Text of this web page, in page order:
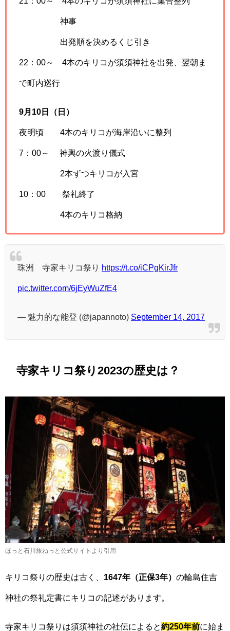
神事
出発順を決めるくじ引き
22：00～ 4本のキリコが須須神社を出発、翌朝ま
で町内巡行
9月10日（日）
夜明頃 4本のキリコが海岸沿いに整列
7：00～ 神輿の火渡り儀式
2本ずつキリコが入宮
10：00 祭礼終了
4本のキリコ格納
珠洲 寺家キリコ祭り https://t.co/iCPgKirJfr
pic.twitter.com/6jEyWuZfE4
— 魅力的な能登 (@japannoto) September 14, 2017
寺家キリコ祭り2023の歴史は？
ほっと石川旅ねっと公式サイトより引用
キリコ祭りの歴史は古く、 1647年（正保3年） の輪島住吉
神社の祭礼定書にキリコの記述があります。
寺家キリコ祭りは須須神社の社伝によると約250年前に始ま